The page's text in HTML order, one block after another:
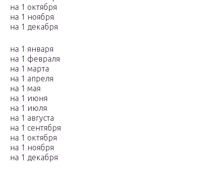
на 1 октября
на 1 ноября
на 1 декабря
на 1 января
на 1 февраля
на 1 марта
на 1 апреля
на 1 мая
на 1 июня
на 1 июля
на 1 августа
на 1 сентября
на 1 октября
на 1 ноября
на 1 декабря